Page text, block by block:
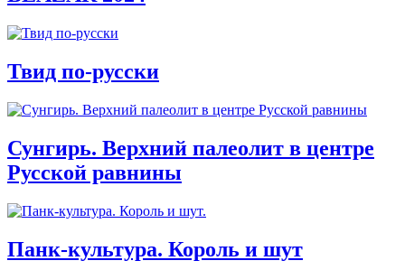
Твид по-русски
Сунгирь. Верхний палеолит в центре
Русской равнины
Панк-культура. Король и шут